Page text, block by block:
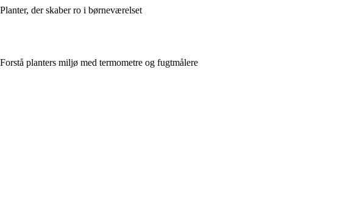
Planter, der skaber ro i børneværelset
Forstå planters miljø med termometre og fugtmålere